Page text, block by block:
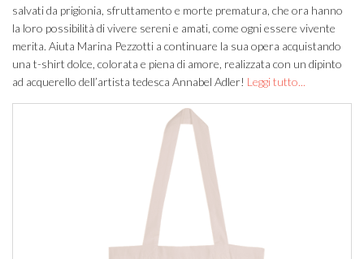
salvati da prigionia, sfruttamento e morte prematura, che ora hanno
la loro possibilità di vivere sereni e amati, come ogni essere vivente
merita. Aiuta Marina Pezzotti a continuare la sua opera acquistando
una t-shirt dolce, colorata e piena di amore, realizzata con un dipinto
ad acquerello dell’artista tedesca Annabel Adler! Leggi tutto...